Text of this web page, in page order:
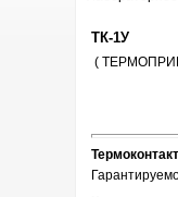
ТК-1У
(